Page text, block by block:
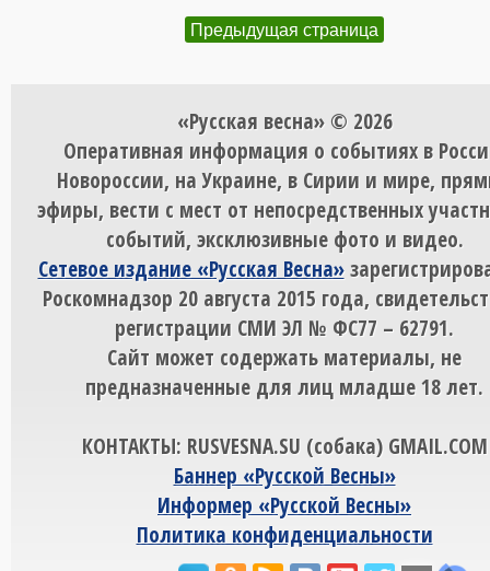
Предыдущая страница
«Русская весна» © 2026
Оперативная информация о событиях в
Новороссии, на Украине, в Сирии и мире,
эфиры, вести с мест от непосредственных
событий, эксклюзивные фото и видео.
Сетевое издание «Русская Весна»
Роскомнадзор 20 августа 2015 года,
регистрации СМИ ЭЛ № ФС77 – 62791.
Сайт может содержать материалы, не
предназначенные для лиц младше 18 лет.
КОНТАКТЫ: RUSVESNA.SU (собака) GMAIL.COM
Баннер «Русской Весны»
Информер «Русской Весны»
Политика конфиденциальности